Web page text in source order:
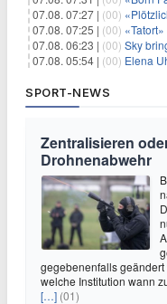
07.08. 07:27 | (00)
07.08. 07:25 | (00) «Tatort»
07.08. 06:23 | (00) Sky
07.08. 05:54 | (00) Elena
SPORT-NEWS
Zentralisieren
Drohnenabwehr
gegebenenfalls
welche Institution wann
[…] (01)